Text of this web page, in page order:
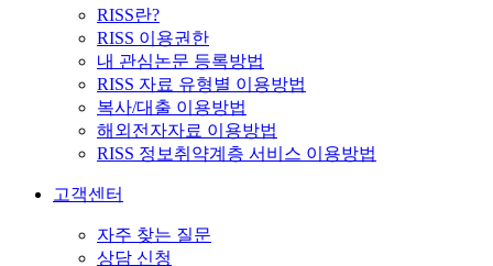
RISS란?
RISS 이용권한
내 관심논문 등록방법
RISS 자료 유형별 이용방법
복사/대출 이용방법
해외전자자료 이용방법
RISS 정보취약계층 서비스 이용방법
고객센터
자주 찾는 질문
상담 신청